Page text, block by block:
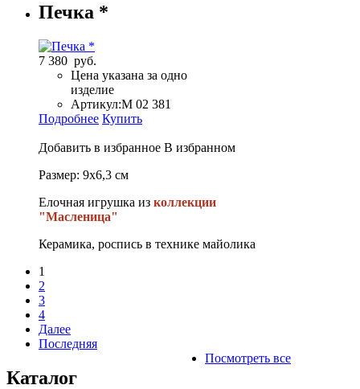
Печка *
7 380 руб.
Цена указана за одно
изделие
Артикул:М 02 381
Подробнее Купить
Добавить в избранное В избранном
Размер: 9х6,3 см
Елочная игрушка из коллекции
"Масленица"
Керамика, роспись в технике майолика
1
2
3
4
Далее
Последняя
Посмотреть все
Каталог